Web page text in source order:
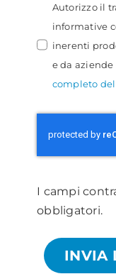
Autorizzo il
informative
inerenti
e da
completo
I campi
obbligatori.
INVIA